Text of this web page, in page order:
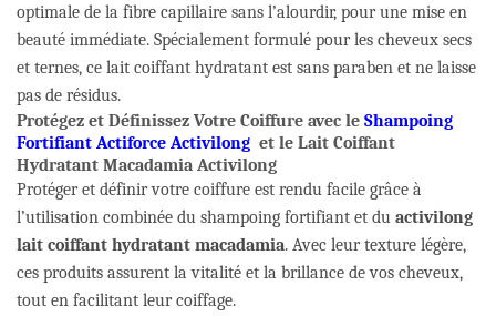
optimale de la fibre capillaire sans l’alourdir, pour une mise en
beauté immédiate. Spécialement formulé pour les cheveux secs
et ternes, ce lait coiffant hydratant est sans paraben et ne laisse
pas de résidus.
Protégez et Définissez Votre Coiffure avec le Shampoing
Fortifiant Actiforce Activilong et le Lait Coiffant
Hydratant Macadamia Activilong
Protéger et définir votre coiffure est rendu facile grâce à
l’utilisation combinée du shampoing fortifiant et du activilong
lait coiffant hydratant macadamia. Avec leur texture légère,
ces produits assurent la vitalité et la brillance de vos cheveux,
tout en facilitant leur coiffage.